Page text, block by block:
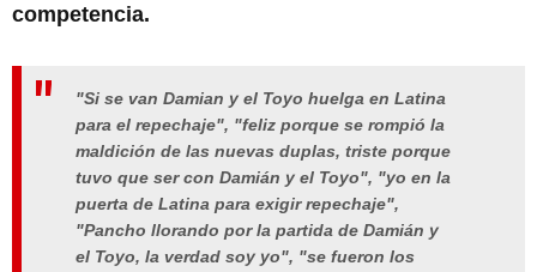
competencia.
"Si se van Damian y el Toyo huelga en Latina
para el repechaje", "feliz porque se rompió la
maldición de las nuevas duplas, triste porque
tuvo que ser con Damián y el Toyo", "yo en la
puerta de Latina para exigir repechaje",
"Pancho llorando por la partida de Damián y
el Toyo, la verdad soy yo", "se fueron los